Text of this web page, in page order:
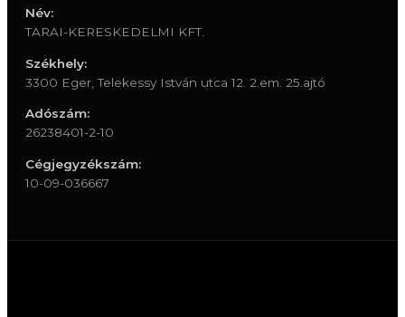
Név:
TARAI-KERESKEDELMI KFT.
Székhely:
3300 Eger, Telekessy István utca 12. 2.em. 25.ajtó
Adószám:
26238401-2-10
Cégjegyzékszám:
10-09-036667